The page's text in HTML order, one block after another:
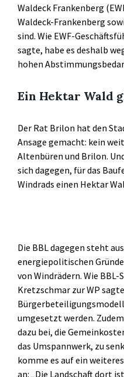
Waldeck Frankenberg
Waldeck-Frankenberg
sind. Wie EWF-
sagte, habe es deshalb
hohen
Ein Hektar Wald
Der Rat Brilon hat den
Ansage gemacht: kein
Altenbüren und Brilon.
sich dagegen, für das
Windrads einen Hektar
Die BBL dagegen steht
energiepolitischen
von Windrädern. Wie
Kretzschmar zur WP
umgesetzt werden.
dazu bei, die
das Umspannwerk, zu
komme es auf ein
an: „Die Landschaft dort